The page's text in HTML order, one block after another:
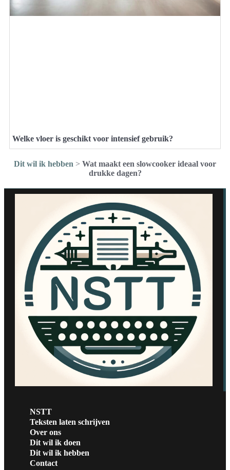
Welke vloer is geschikt voor intensief gebruik?
Dit wil ik hebben > Wat maakt een slowcooker ideaal voor
drukke dagen?
NSTT
Teksten laten schrijven
Over ons
Dit wil ik doen
Dit wil ik hebben
Contact